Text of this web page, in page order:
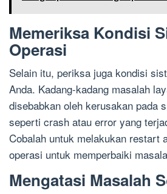
Memeriksa Kondisi
Operasi
Selain itu, periksa juga kondisi
Anda. Kadang-kadang masalah
disebabkan oleh kerusakan pada
seperti crash atau error yang
Cobalah untuk melakukan restart
operasi untuk memperbaiki
Mengatasi Masalah